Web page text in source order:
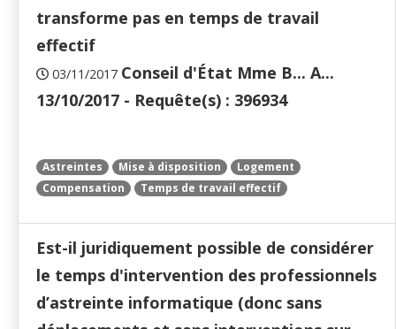
transforme pas en temps de travail
effectif
03/11/2017 Conseil d'État Mme B... A...
13/10/2017 - Requête(s) : 396934
Astreintes Mise à disposition
Logement
Compensation
Temps de travail effectif
Est-il juridiquement possible de considérer
le temps d'intervention des professionnels
d’astreinte informatique (donc sans